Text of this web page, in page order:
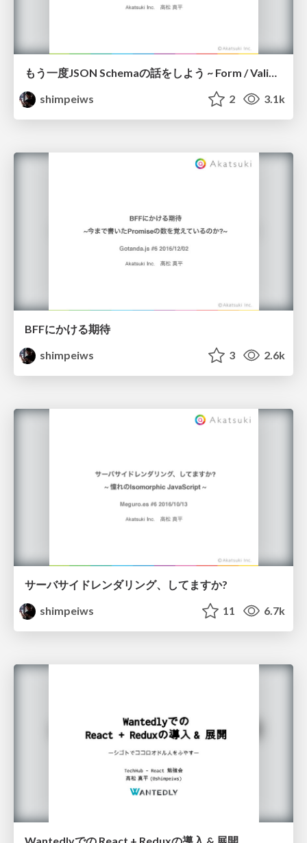
もう一度JSON Schemaの話をしよう ~ Form / Validation / View ~
shimpeiws
2 3.1k
BFFにかける期待
shimpeiws
3 2.6k
サーバサイドレンダリング、してますか?
shimpeiws
11 6.7k
Wantedlyでの React + Reduxの導入 & 展開